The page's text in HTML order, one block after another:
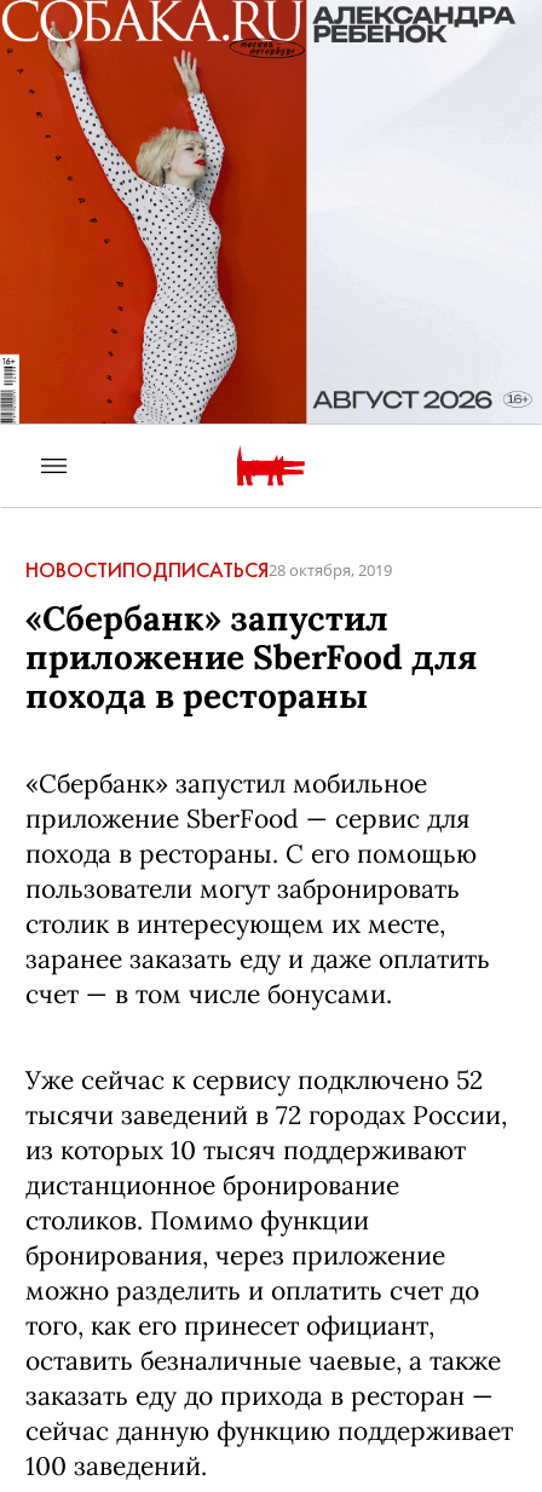
НОВОСТИПОДПИСАТЬСЯ28 октября, 2019
«Сбербанк» запустил
приложение SberFood для
похода в рестораны
«Сбербанк» запустил мобильное
приложение SberFood — сервис для
похода в рестораны. С его помощью
пользователи могут забронировать
столик в интересующем их месте,
заранее заказать еду и даже оплатить
счет — в том числе бонусами.
Уже сейчас к сервису подключено 52
тысячи заведений в 72 городах России,
из которых 10 тысяч поддерживают
дистанционное бронирование
столиков. Помимо функции
бронирования, через приложение
можно разделить и оплатить счет до
того, как его принесет официант,
оставить безналичные чаевые, а также
заказать еду до прихода в ресторан —
сейчас данную функцию поддерживает
100 заведений.